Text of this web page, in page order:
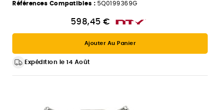
Références Compatibles : 5Q0199369G
598,45 €
Ajouter Au Panier
Expédition le 14 Août